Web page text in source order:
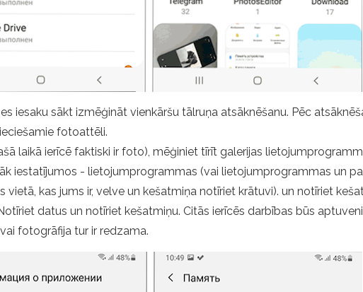
iesaku sākt izmēģināt vienkāršu tālruņa atsāknēšanu. Pēc
fotoattēli.
laikā ierīcē faktiski ir foto), mēģiniet tīrīt galerijas
iestatījumos - lietojumprogrammas (vai lietojumprogrammas un
kas jums ir, velve un kešatmiņa notīriet krātuvi). un notīriet
datus un notīriet kešatmiņu. Citās ierīcēs darbības būs
fotogrāfija tur ir redzama.